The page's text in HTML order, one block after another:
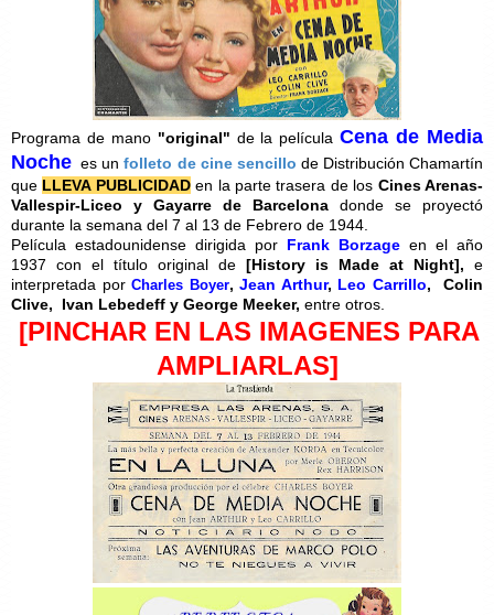
Programa de mano "original" de la películaCena de Media
Noche es unfolleto de cine sencillo de Distribución Chamartín
que LLEVA PUBLICIDADen la parte trasera de los Cines Arenas-
Vallespir-Liceo y Gayarre de Barcelona donde se proyectó
durante la semana del 7 al 13 de Febrero de 1944.
Película estadounidense dirigida por Frank Borzage en el año
1937 con el título original de [History is Made at Night], e
interpretada por Charles Boyer,Jean Arthur, Leo Carrillo,
Colin
Clive,
Ivan Lebedeff y George Meeker, entre otros.
[PINCHAR EN LAS IMAGENES PARA
AMPLIARLAS]